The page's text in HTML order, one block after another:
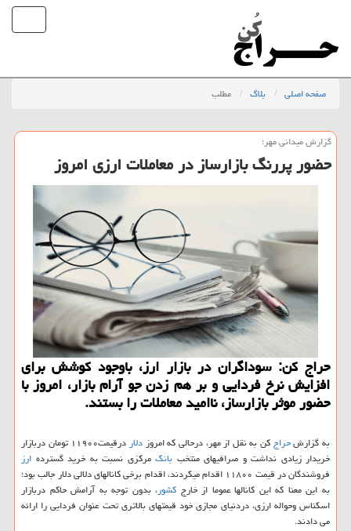
صفحه اصلی بلاگ مطلب
گزارش میدانی مهر؛
حضور پررنگ بازارساز در معاملات ارزی امروز
حراج كن: سوداگران در بازار ارز، باوجود كوشش برای
افزایش نرخ فردایی و بر هم زدن جو آرام بازار، امروز با
حضور موثر بازارساز، ناامید معاملات را بستند.
به گزارشحراجكن به نقل از مهر، درحالی كه امروزدلار
درقیمت۱۱۹۰۰ تومان دربازار
خریدار زیادی نداشت و صرافیهای منتخب بانك مركزی نسبت به خرید گسترده ارز
فروشندگان در قیمت ۱۱۸۰۰ اقدام میكردند، اقدام برخی كانالهای دلالی دلار جالب بود؛
به این معنا كه این كانالها عموما از خارج كشور، بدون توجه به آرامش حاكم دربازار
اسكناس وحواله ارزی، دردنیای مجازی خود قیمتهای بالاتری تحت عنوان فردایی را ارائه
می دادند.